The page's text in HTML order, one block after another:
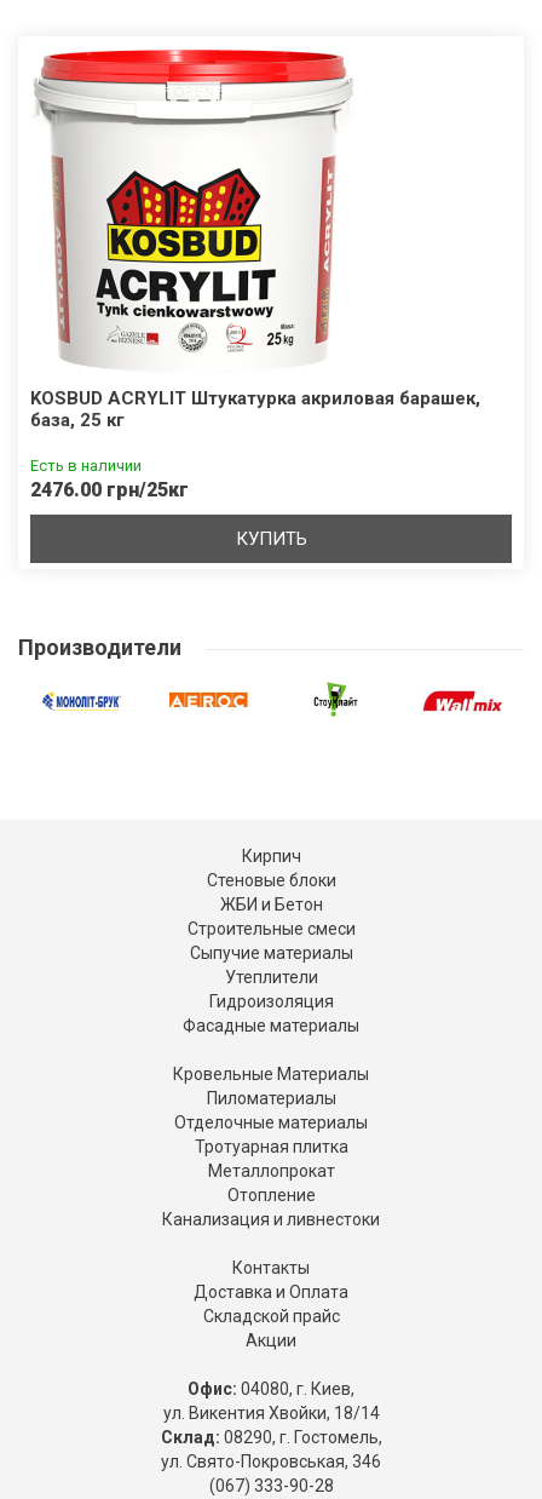
KOSBUD ACRYLIT Штукатурка акриловая барашек,
база, 25 кг
Есть в наличии
2476.00 грн/25кг
КУПИТЬ
Производители
Кирпич
Стеновые блоки
ЖБИ и Бетон
Строительные смеси
Сыпучие материалы
Утеплители
Гидроизоляция
Фасадные материалы
Кровельные Материалы
Пиломатериалы
Отделочные материалы
Тротуарная плитка
Металлопрокат
Отопление
Канализация и ливнестоки
Контакты
Доставка и Оплата
Складской прайс
Акции
Офис: 04080, г. Киев,
ул. Викентия Хвойки, 18/14
Склад: 08290, г. Гостомель,
ул. Свято-Покровськая, 346
(067) 333-90-28